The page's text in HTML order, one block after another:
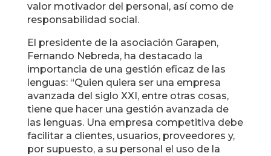
valor motivador del personal, así como de
responsabilidad social.
El presidente de la asociación Garapen,
Fernando Nebreda, ha destacado la
importancia de una gestión eficaz de las
lenguas: “Quien quiera ser una empresa
avanzada del siglo XXI, entre otras cosas,
tiene que hacer una gestión avanzada de
las lenguas. Una empresa competitiva debe
facilitar a clientes, usuarios, proveedores y,
por supuesto, a su personal el uso de la